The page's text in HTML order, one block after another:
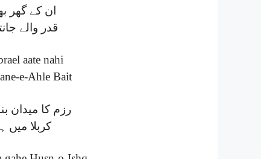
ان کے گھر
قدر والے
aate nahi
e-Ahle Bait
رزم کا میدان
کربلا میں